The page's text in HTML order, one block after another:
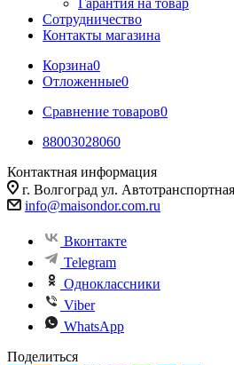
Гарантия на товар
Сотрудничество
Контакты магазина
Корзина0
Отложенные0
Сравнение товаров0
88003028060
Контактная информация
г. Волгоград ул.
info@maisondor.com.ru
Вконтакте
Telegram
Одноклассники
Viber
WhatsApp
Поделиться